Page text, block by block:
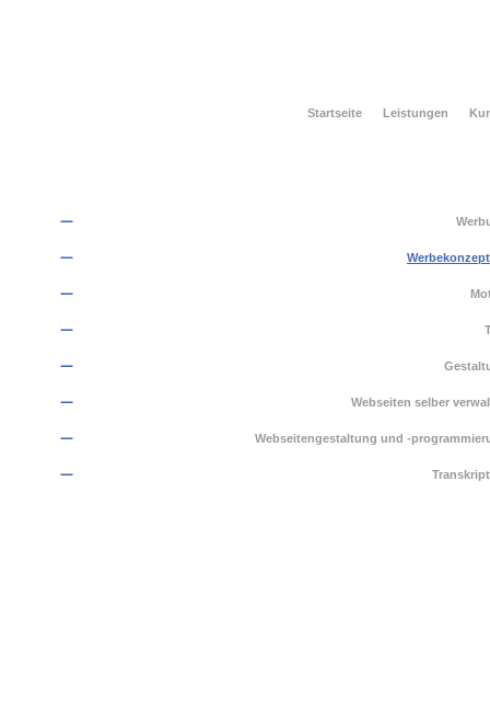
Startseite Leistungen
Webseiten selber
Webseitengestaltung und -